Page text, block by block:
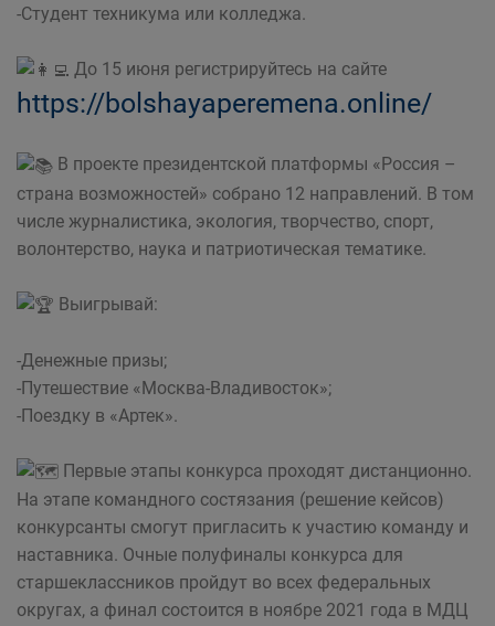
-Студент техникума или колледжа.
До 15 июня регистрируйтесь на сайте
https://bolshayaperemena.online/
В проекте президентской платформы «Россия –
страна возможностей» собрано 12 направлений. В том
числе журналистика, экология, творчество, спорт,
волонтерство, наука и патриотическая тематике.
Выигрывай:
-Денежные призы;
-Путешествие «Москва-Владивосток»;
-Поездку в «Артек».
Первые этапы конкурса проходят дистанционно.
На этапе командного состязания (решение кейсов)
конкурсанты смогут пригласить к участию команду и
наставника. Очные полуфиналы конкурса для
старшеклассников пройдут во всех федеральных
округах, а финал состоится в ноябре 2021 года в МДЦ